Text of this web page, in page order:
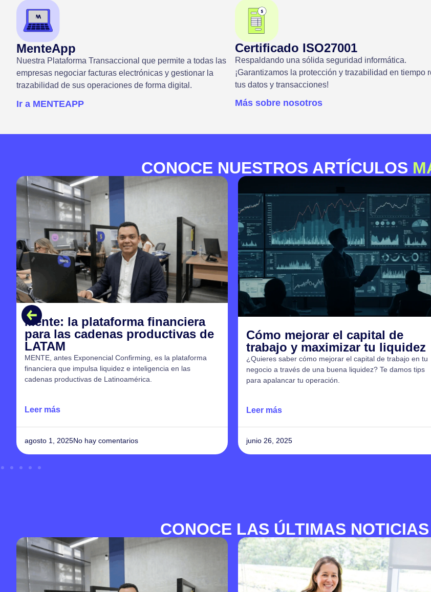
MenteApp
Nuestra Plataforma Transaccional que permite a todas las
empresas negociar facturas electrónicas y gestionar la
trazabilidad de sus operaciones de forma digital.
Ir a MENTEAPP
Certificado ISO27001
Respaldando una sólida seguridad informática.
¡Garantizamos la protección y trazabilidad en tiempo
tus datos y transacciones!
Más sobre nosotros
CONOCE NUESTROS ARTÍCULOS
Cómo mejorar el capital de
trabajo y maximizar tu liquidez
¿Quieres saber cómo mejorar el capital de trabajo en tu
negocio a través de una buena liquidez? Te damos tips
para apalancar tu operación.
Leer más
junio 26, 2025
Digitalización financiera: ¿qué
ventajas hay para las pymes?
Conoce en qué consiste la digitalización financiera y por
qué es un factor decisivo para impulsar el crecimiento de
las pymes en Colombia.
Leer más
junio 19, 2025
CONOCE LAS ÚLTIMAS NOTICIAS